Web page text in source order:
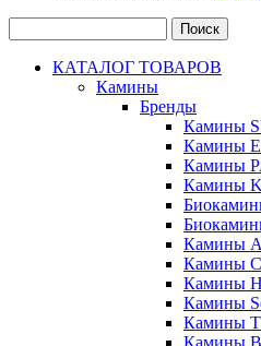
КАТАЛОГ ТОВАРОВ
Камины
Бренды
Камины
Камины
Камины
Камины
Камины
Камины
Камины
Камины
Камины
Камины